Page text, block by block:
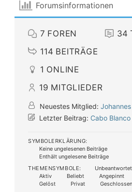
Forumsinformationen
7 FOREN 34
114 BEITRÄGE
1 ONLINE
19 MITGLIEDER
Neuestes Mitglied: Johannes
Letzter Beitrag: Cabo
SYMBOLERKLÄRUNG:
Keine ungelesenen Beiträge
Enthält ungelesene Beiträge
THEMENSYMBOLE:
Unbeantwortet
Aktiv
Beliebt Angepinnt
Gelöst
Privat Geschlossen